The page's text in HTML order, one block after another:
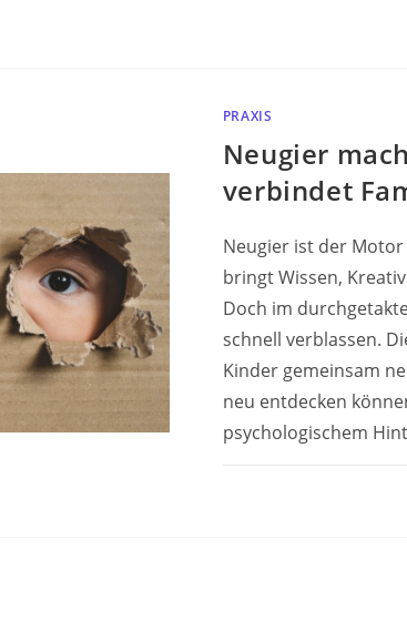
PRAXIS
Neugier
verbindet
Neugier ist der
bringt Wissen,
Doch im
schnell verblassen.
Kinder gemeinsam
neu entdecken
psychologischem